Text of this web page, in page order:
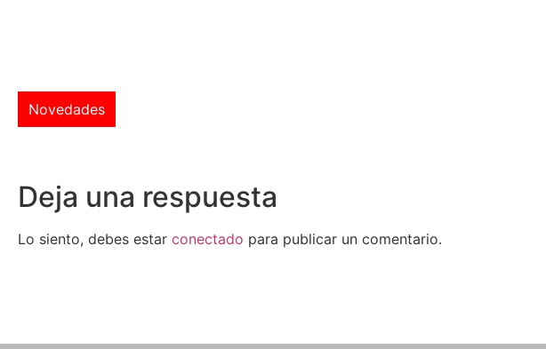
Novedades
Deja una respuesta
Lo siento, debes estar conectado para publicar un comentario.